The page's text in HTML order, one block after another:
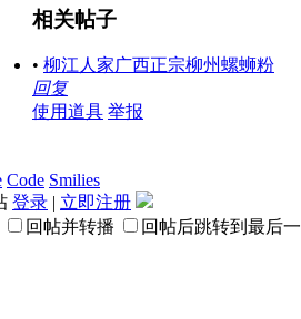
相关帖子
• 柳江人家广西正宗柳州螺蛳粉
回复
使用道具 举报
Code Smilies
登录 | 立即注册
回帖并转播 回帖后跳转到最后